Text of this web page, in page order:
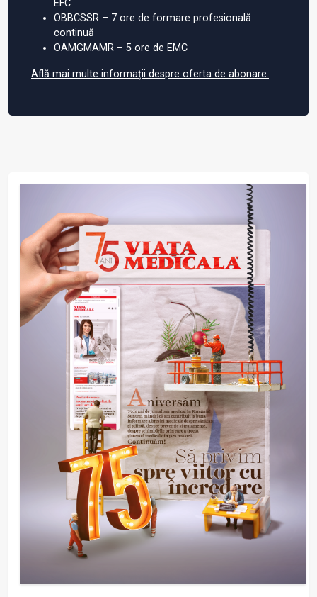
EFC
OBBCSSR – 7 ore de formare profesională
continuă
OAMGMAMR – 5 ore de EMC
Află mai multe informații despre oferta de abonare.